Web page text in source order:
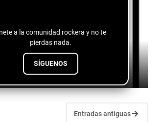
a la comunidad rockera y no te
pierdas nada.
SÍGUENOS
Fuentes de vida - conspiranoico
July 28, 2026
Entradas antiguas